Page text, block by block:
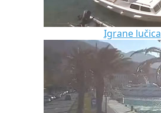
Igrane lučica